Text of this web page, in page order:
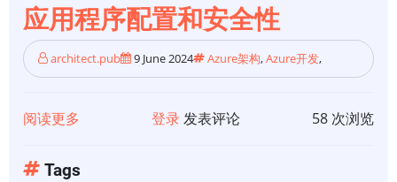
服
务
器
微
应用程序配置和安全性
architect.pub 9 June 2024 Azure架构,Azure开发,
阅读更多 登录发表评论 58 次浏览
Tags